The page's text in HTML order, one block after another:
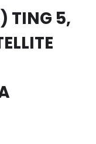
TING 5,